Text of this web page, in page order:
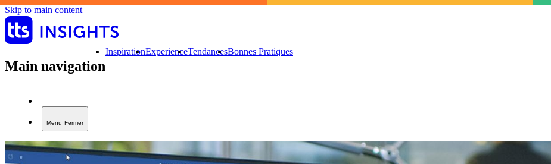
Skip to main content
Main navigation
InspirationExperienceTendancesBonnes Pratiques
Menu Fermer